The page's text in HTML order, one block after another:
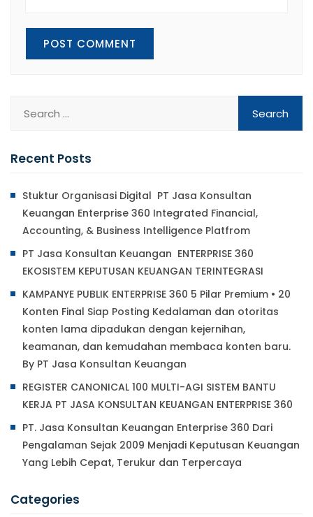
Recent Posts
Stuktur Organisasi Digital PT Jasa Konsultan
Keuangan Enterprise 360 Integrated Financial,
Accounting, & Business Intelligence Platfrom
PT Jasa Konsultan Keuangan ENTERPRISE 360
EKOSISTEM KEPUTUSAN KEUANGAN TERINTEGRASI
KAMPANYE PUBLIK ENTERPRISE 360 5 Pilar Premium • 20
Konten Final Siap Posting Kedalaman dan otoritas
konten lama dipadukan dengan kejernihan,
keamanan, dan kemudahan membaca konten baru.
By PT Jasa Konsultan Keuangan
REGISTER CANONICAL 100 MULTI-AGI SISTEM BANTU
KERJA PT JASA KONSULTAN KEUANGAN ENTERPRISE 360
PT. Jasa Konsultan Keuangan Enterprise 360 Dari
Pengalaman Sejak 2009 Menjadi Keputusan Keuangan
Yang Lebih Cepat, Terukur dan Terpercaya
Categories